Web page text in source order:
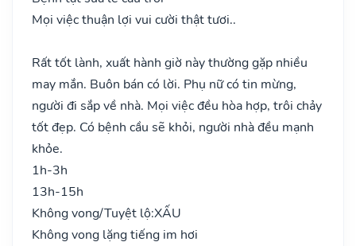
Mọi việc thuận lợi vui cười thật tươi..
Rất tốt lành, xuất hành giờ này thường gặp nhiều
may mắn. Buôn bán có lời. Phụ nữ có tin mừng,
người đi sắp về nhà. Mọi việc đều hòa hợp, trôi chảy
tốt đẹp. Có bệnh cầu sẽ khỏi, người nhà đều mạnh
khỏe.
1h-3h
13h-15h
Không vong/Tuyệt lộ:XẤU
Không vong lặng tiếng im hơi